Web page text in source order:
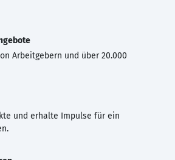
Arbeitgebern und über 20.000
und erhalte Impulse für ein